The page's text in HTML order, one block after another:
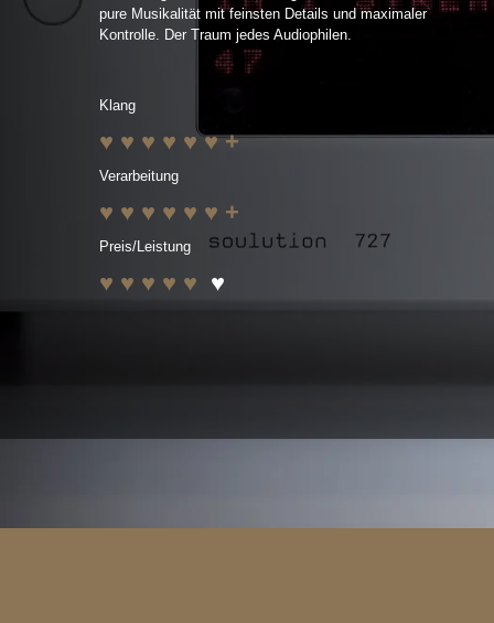
pure Musikalität mit feinsten Details und maximaler
Kontrolle. Der Traum jedes Audiophilen.
Klang
♥ ♥ ♥ ♥ ♥♥ +
Verarbeitung
♥ ♥ ♥ ♥ ♥ ♥ +
Preis/Leistung
♥ ♥ ♥ ♥ ♥ ♥